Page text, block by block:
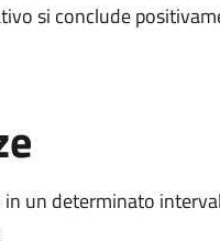
si conclude
un determinato